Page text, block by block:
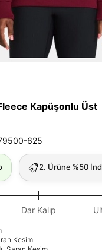
Kapüşonlu Üst
625
2. Ürüne %50
Dar Kalıp
Kesim
ödeme. Hızlı